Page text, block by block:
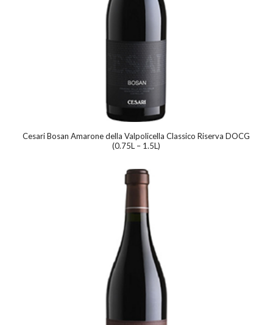
Cesari Bosan Amarone della Valpolicella Classico Riserva DOCG
(0.75L – 1.5L)